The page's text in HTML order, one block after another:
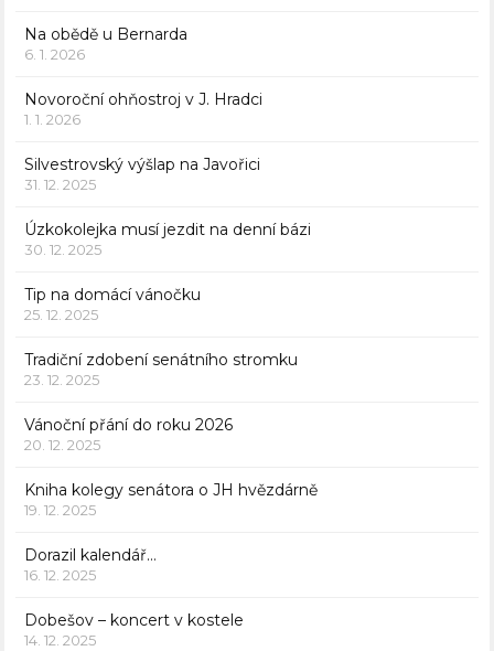
Na obědě u Bernarda
6. 1. 2026
Novoroční ohňostroj v J. Hradci
1. 1. 2026
Silvestrovský výšlap na Javořici
31. 12. 2025
Úzkokolejka musí jezdit na denní bázi
30. 12. 2025
Tip na domácí vánočku
25. 12. 2025
Tradiční zdobení senátního stromku
23. 12. 2025
Vánoční přání do roku 2026
20. 12. 2025
Kniha kolegy senátora o JH hvězdárně
19. 12. 2025
Dorazil kalendář…
16. 12. 2025
Dobešov – koncert v kostele
14. 12. 2025